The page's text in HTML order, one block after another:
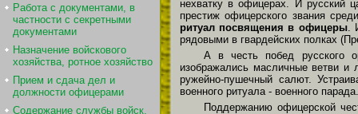
Работа с документами, в
частности с секретными
документами
Назначение войскового
хозяйства, ротное хозяйство
Прием и сдача дел и
должности офицерами
Содержание службы войск,
нехватку в офицерах. И русский
престиж офицерского звания
ритуал посвящения в офицеры.
рядовыми в гвардейских полках
А в честь побед русского
изображались масличные ветви
ружейно-пушечный салют.
военного ритуала - военного парада.
Поддержанию офицерской